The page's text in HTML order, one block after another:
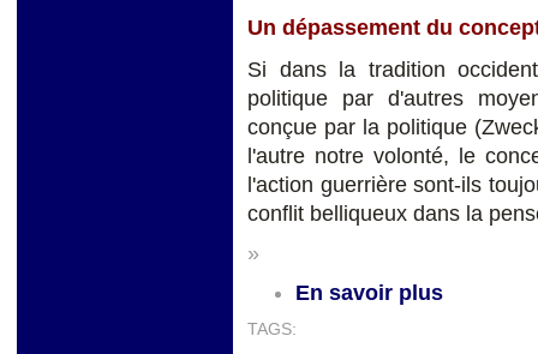
Un dépassement du
Si dans la tradition
politique par d'autres
conçue par la politique
l'autre notre volonté, le
l'action guerrière sont-ils
conflit belliqueux dans la
»
En savoir plus
TAGS: